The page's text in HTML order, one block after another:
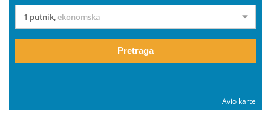
1 putnik,ekonomska
Pretraga
Avio karte